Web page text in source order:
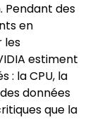
Pendant des
en
les
estiment
: la CPU, la
données
que la